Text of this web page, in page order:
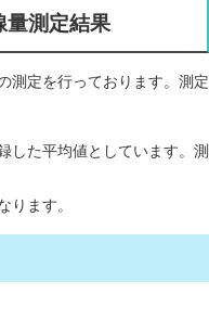
量測定結果
測定を行っております。測定
た平均値としています。測
ます。